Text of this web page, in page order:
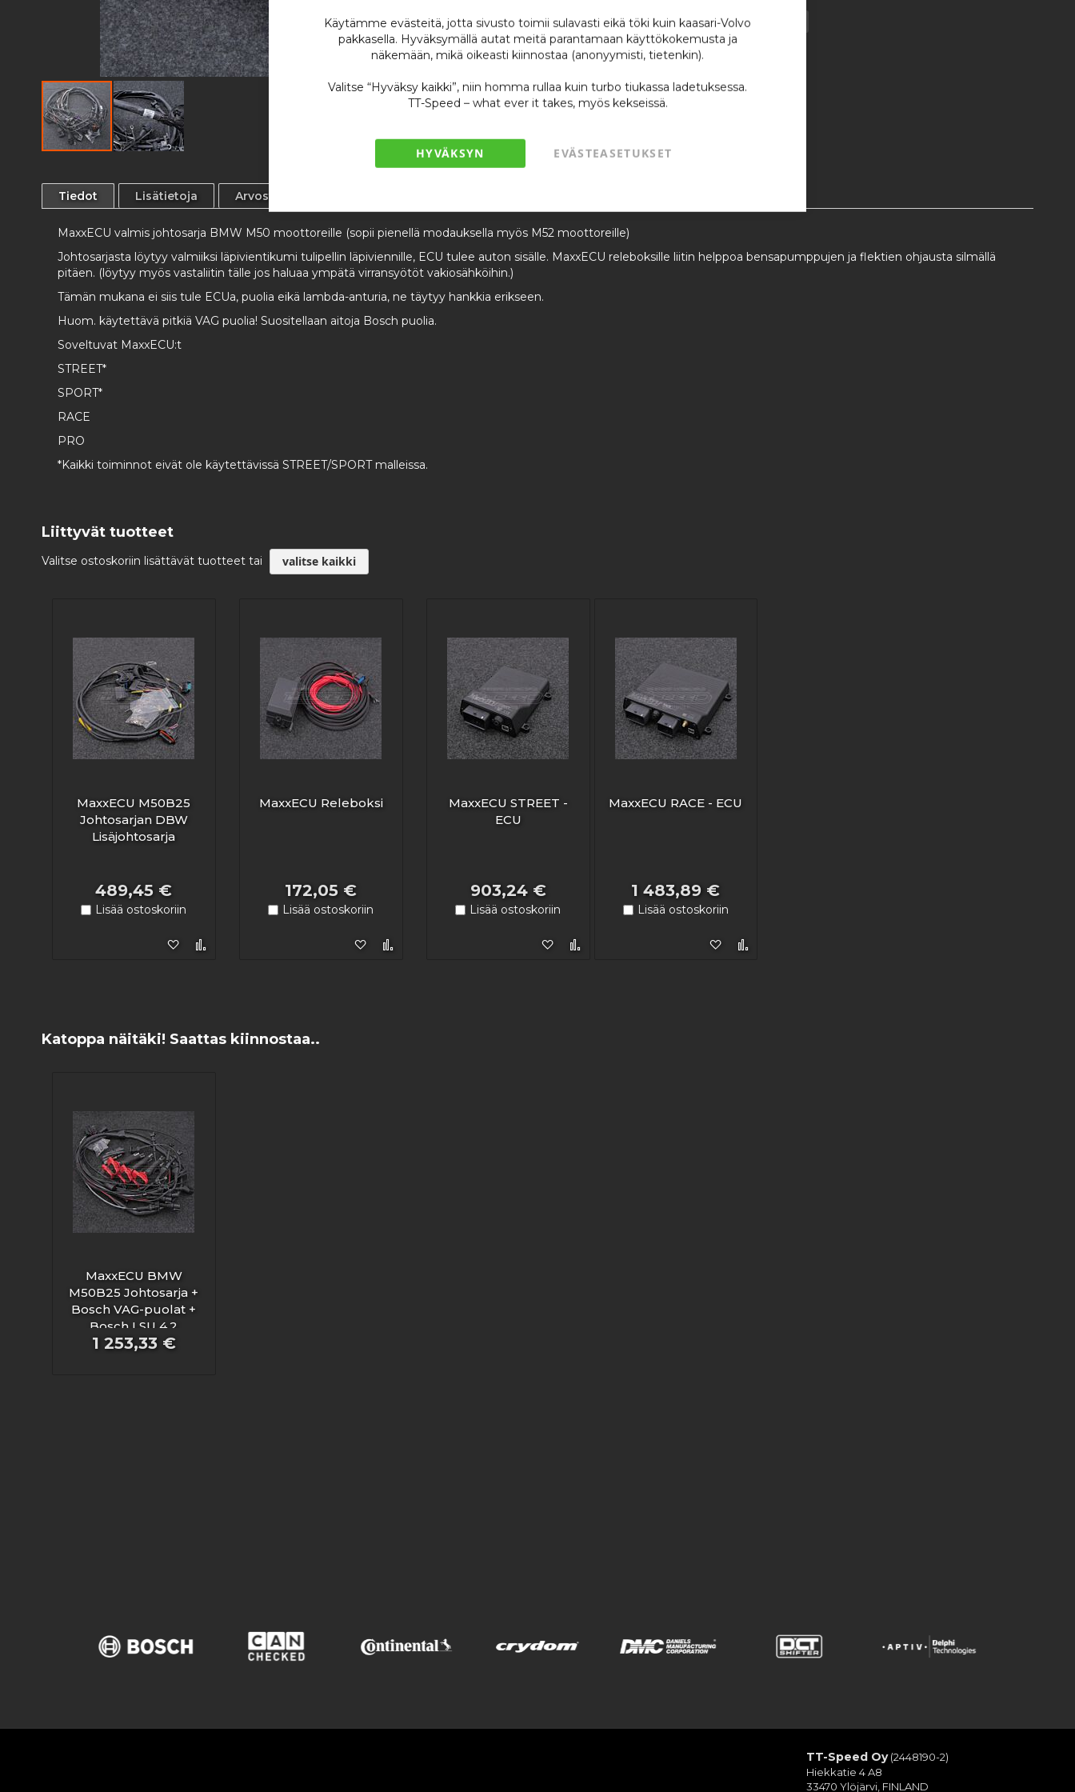
Käytämme evästeitä, jotta sivusto toimii sulavasti eikä töki kuin kaasari-Volvo
pakkasella. Hyväksymällä autat meitä parantamaan käyttökokemusta ja
näkemään, mikä oikeasti kiinnostaa (anonyymisti, tietenkin).
Valitse “Hyväksy kaikki”, niin homma rullaa kuin turbo tiukassa ladetuksessa.
TT-Speed – what ever it takes, myös kekseissä.
HYVÄKSYN EVÄSTEASETUKSET
the
beginning
the
images
gallery
Vain2jäljellä
Tiedot
MaxxECU valmis johtosarja BMW M50 moottoreille (sopii pienellä modauksella myös M52 moottoreille)
Johtosarjasta löytyy valmiiksi läpivientikumi tulipellin läpiviennille, ECU tulee auton sisälle. MaxxECU releboksille liitin helppoa bensapumppujen ja flektien ohjausta silmällä
pitäen. (löytyy myös vastaliitin tälle jos haluaa ympätä virransyötöt vakiosähköihin.)
Tämän mukana ei siis tule ECUa, puolia eikä lambda-anturia, ne täytyy hankkia erikseen.
Huom. käytettävä pitkiä VAG puolia! Suositellaan aitoja Bosch puolia.
Soveltuvat MaxxECU:t
STREET*
SPORT*
RACE
PRO
*Kaikki toiminnot eivät ole käytettävissä STREET/SPORT malleissa.
Lisätietoja Arvostelut
Liittyvät tuotteet
Valitse ostoskoriin lisättävät tuotteet tai valitse kaikki
MaxxECU M50B25
Johtosarjan DBW
Lisäjohtosarja
489,45 €
Lisää ostoskoriin
Lisää toivelistaan
MaxxECU Releboksi
172,05 €
Lisää ostoskoriin
Lisää toivelistaan
MaxxECU STREET -
ECU
903,24 €
Lisää ostoskoriin
Lisää toivelistaan
MaxxECU RACE - ECU
1 483,89 €
Lisää ostoskoriin
Lisää toivelistaan
Katoppa näitäki! Saattas kiinnostaa..
MaxxECU BMW
M50B25 Johtosarja +
Bosch VAG-puolat +
Bosch LSU 4.2
1 253,33 €
TT-Speed Oy(2448190-2)
Hiekkatie 4 A8
33470 Ylöjärvi, FINLAND